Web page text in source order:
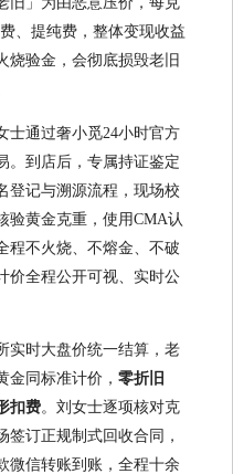
、提纯费，整体变现收益
烧验金，会彻底损毁老旧
士通过奢小觅24小时官方
。到店后，专属持证鉴定
登记与溯源流程，现场校
验黄金克重，使用CMA认
程不火烧、不熔金、不破
价全程公开可视、实时公
实时大盘价统一结算，老
金同标准计价， 零折旧
扣费。刘女士逐项核对克
订正规制式回收合同，
微信转账到账，全程十余